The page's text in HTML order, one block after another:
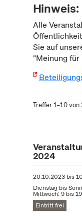
Hinweis:
Alle
Sie auf
"Meinung für
Treffer 1–10 von
2024
20.10.2023bis
Dienstag bis
Mittwoch: 9 bis
Eintritt frei